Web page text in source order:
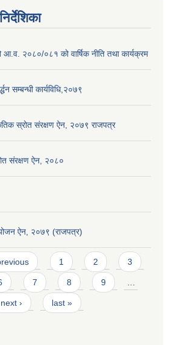
आ.व. २०८०/०८१ को वार्षिक नीति तथा कार्यक्रम
सम्बन्धी कार्यविधि,२०७९
स्रोत संरक्षण ऐन, २०७९ राजपत्र
संरक्षण ऐन, २०८०
ऐन, २०७९ (राजपत्र)
1 2 3
7 8 9
next › last »